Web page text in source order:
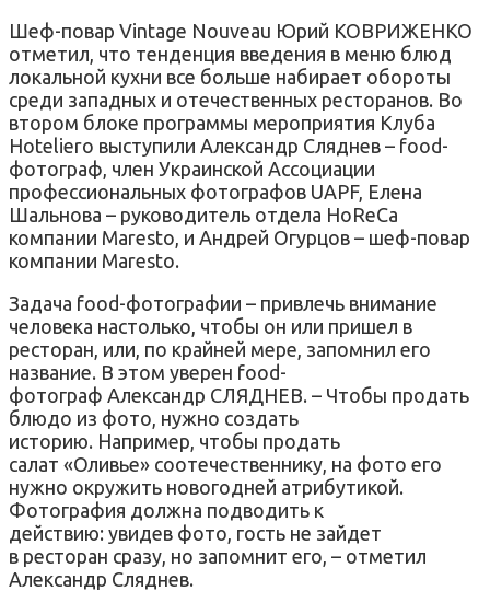
Шеф-повар Vintage Nouveau Юрий КОВРИЖЕНКО
отметил, что тенденция введения в меню блюд
локальной кухни все больше набирает обороты
среди западных и отечественных ресторанов. Во
втором блоке программы мероприятия Клуба
Hoteliero выступили Александр Сляднев – food-
фотограф, член Украинской Ассоциации
профессиональных фотографов UAPF, Елена
Шальнова – руководитель отдела HoReCa
компании Maresto, и Андрей Огурцов – шеф-повар
компании Maresto.
Задача food-фотографии – привлечь внимание
человека настолько, чтобы он или пришел в
ресторан, или, по крайней мере, запомнил его
название. В этом уверен food-
фотограф Александр СЛЯДНЕВ. – Чтобы продать
блюдо из фото, нужно создать
историю. Например, чтобы продать
салат «Оливье» соотечественнику, на фото его
нужно окружить новогодней атрибутикой.
Фотография должна подводить к
действию: увидев фото, гость не зайдет
в ресторан сразу, но запомнит его, – отметил
Александр Сляднев.